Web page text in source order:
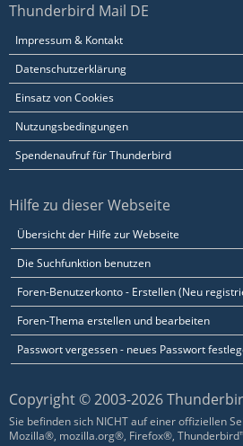
Thunderbird Mail DE
Impressum & Kontakt
Datenschutzerklärung
Einsatz von Cookies
Nutzungsbedingungen
Spendenaufruf für Thunderbird
Hilfe zu dieser Webseite
Übersicht der Hilfe zur Webseite
Die Suchfunktion benutzen
Foren-Benutzerkonto - Erstellen (Neu
Foren-Thema erstellen und bearbeiten
Passwort vergessen - neues Passwort
Copyright © 2003-2026
Sie befinden sich NICHT auf einer offiziellen
Mozilla®, mozilla.org®, Firefox®,